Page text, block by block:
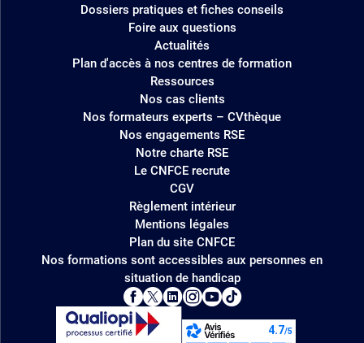
Dossiers pratiques et fiches conseils
Foire aux questions
Actualités
Plan d'accès à nos centres de formation
Ressources
Nos cas clients
Nos formateurs experts – CVthèque
Nos engagements RSE
Notre charte RSE
Le CNFCE recrute
CGV
Règlement intérieur
Mentions légales
Plan du site CNFCE
Nos formations sont accessibles aux personnes en
situation de handicap